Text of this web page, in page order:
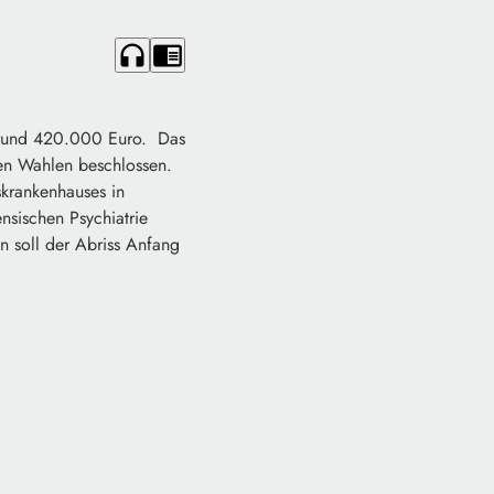
headphones chrome_reader_mode
420.000 Euro. Das
Wahlen beschlossen.
in
Psychiatrie
soll der Abriss Anfang